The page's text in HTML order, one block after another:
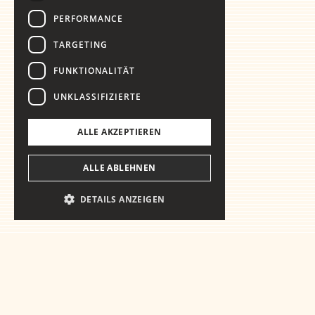
PERFORMANCE
TARGETING
FUNKTIONALITÄT
UNKLASSIFIZIERTE
ALLE AKZEPTIEREN
ALLE ABLEHNEN
DETAILS ANZEIGEN